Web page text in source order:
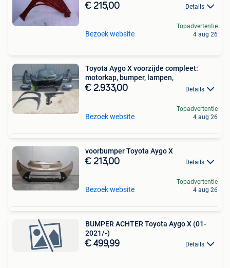
€ 215,00 Details
Bezoek website
Topadvertentie
4 aug 26
Toyota Aygo X voorzijde compleet:
motorkap, bumper, lampen,
€ 2.933,00 Details
Bezoek website
Topadvertentie
4 aug 26
voorbumper Toyota Aygo X
€ 213,00 Details
Bezoek website
Topadvertentie
4 aug 26
BUMPER ACHTER Toyota Aygo X (01-
2021/-)
€ 499,99 Details